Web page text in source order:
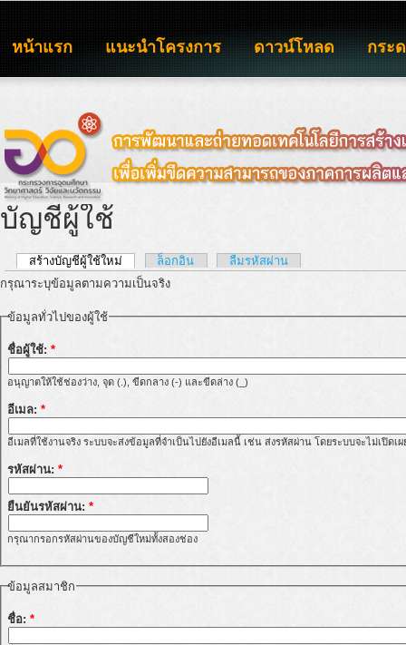
หน้าแรก แนะนำโครงการ ดาวน์โหลด กระ
บัญชีผู้ใช้
สร้างบัญชีผู้ใช้ใหม่ ล็อกอิน
ลืมรหัสผ่าน
กรุณาระบุข้อมูลตามความเป็นจริง
ข้อมูลทั่วไปของผู้ใช้
ชื่อผู้ใช้:*
อนุญาตให้ใช้ช่องว่าง, จุด (.), ขีดกลาง (-) และขีดล่าง (_)
อีเมล:*
อีเมลที่ใช้งานจริง ระบบจะส่งข้อมูลที่จำเป็นไปยังอีเมลนี้ เช่น ส่งรหัสผ่าน โดยระบบจะไม่เปิด
รหัสผ่าน:*
ยืนยันรหัสผ่าน:*
กรุณากรอกรหัสผ่านของบัญชีใหม่ทั้งสองช่อง
ข้อมูลสมาชิก
ชื่อ:*